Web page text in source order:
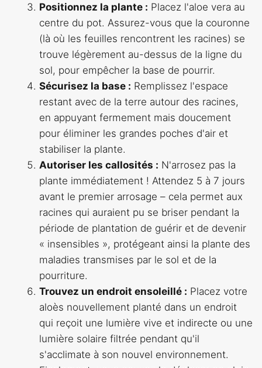
Positionnez la plante : Placez l'aloe vera au
centre du pot. Assurez-vous que la couronne
(là où les feuilles rencontrent les racines) se
trouve légèrement au-dessus de la ligne du
sol, pour empêcher la base de pourrir.
Sécurisez la base : Remplissez l'espace
restant avec de la terre autour des racines,
en appuyant fermement mais doucement
pour éliminer les grandes poches d'air et
stabiliser la plante.
Autoriser les callosités : N'arrosez pas la
plante immédiatement ! Attendez 5 à 7 jours
avant le premier arrosage – cela permet aux
racines qui auraient pu se briser pendant la
période de plantation de guérir et de devenir
« insensibles », protégeant ainsi la plante des
maladies transmises par le sol et de la
pourriture.
Trouvez un endroit ensoleillé : Placez votre
aloès nouvellement planté dans un endroit
qui reçoit une lumière vive et indirecte ou une
lumière solaire filtrée pendant qu'il
s'acclimate à son nouvel environnement.